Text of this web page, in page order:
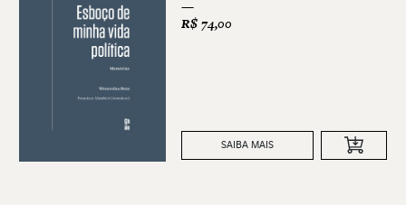
R$ 74,00
SAIBA MAIS